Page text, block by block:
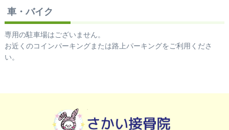
車・バイク
専用の駐車場はございません。
お近くのコインパーキングまたは路上パーキングをご利用くださ
い。